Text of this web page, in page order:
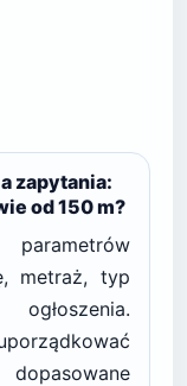
zapytania:
od 150 m?
metraż, typ